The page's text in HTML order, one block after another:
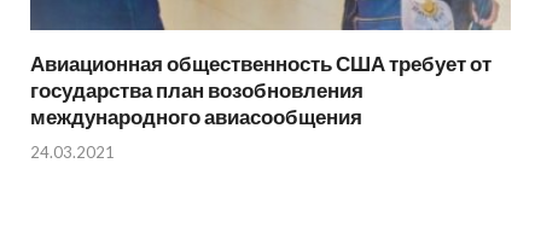
Авиационная общественность США требует от
государства план возобновления
международного авиасообщения
24.03.2021